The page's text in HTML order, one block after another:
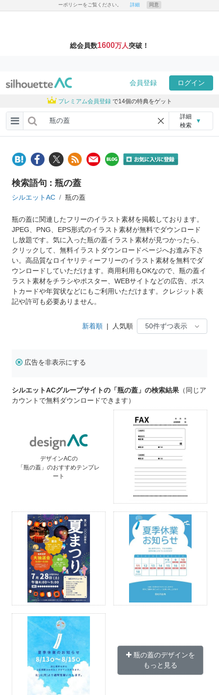
ーポリシーをご覧ください。 詳細 同意
総会員数1600万人突破！
会員登録 ログイン
プレミアム会員登録 で14個の特典をゲット
詳細
検索
▼
検索語句 : 瓶の蓋
シルエットAC 瓶の蓋
瓶の蓋に関連したフリーのイラスト素材を掲載しております。
JPEG、PNG、EPS形式のイラスト素材が無料でダウンロード
し放題です。気に入った瓶の蓋イラスト素材が見つかったら、
クリックして、無料イラストダウンロードページへお進み下さ
い。高品質なロイヤリティーフリーのイラスト素材を無料でダ
ウンロードしていただけます。商用利用もOKなので、瓶の蓋イ
ラスト素材をチラシやポスター、WEBサイトなどの広告、ポス
トカードや年賀状などにもご利用いただけます。クレジット表
記や許可も必要ありません。
新着順 | 人気順
広告を非表示にする
シルエットACグループサイトの「瓶の蓋」の検索結果 （同じア
カウントで無料ダウンロードできます）
デザインACの
「瓶の蓋」のおすすめテンプレ
ート
瓶の蓋のデザインを
もっと見る